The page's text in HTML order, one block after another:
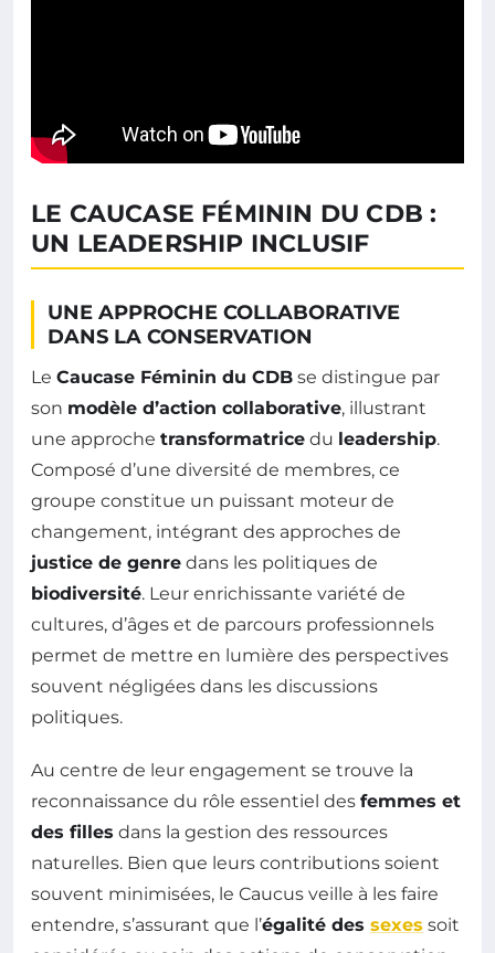
LE CAUCASE FÉMININ DU CDB :
UN LEADERSHIP INCLUSIF
UNE APPROCHE COLLABORATIVE
DANS LA CONSERVATION
Le Caucase Féminin du CDB se distingue par
son modèle d’action collaborative, illustrant
une approche transformatrice du leadership.
Composé d’une diversité de membres, ce
groupe constitue un puissant moteur de
changement, intégrant des approches de
justice de genre dans les politiques de
biodiversité. Leur enrichissante variété de
cultures, d’âges et de parcours professionnels
permet de mettre en lumière des perspectives
souvent négligées dans les discussions
politiques.
Au centre de leur engagement se trouve la
reconnaissance du rôle essentiel des femmes et
des filles dans la gestion des ressources
naturelles. Bien que leurs contributions soient
souvent minimisées, le Caucus veille à les faire
entendre, s’assurant que l’égalité des sexes soit